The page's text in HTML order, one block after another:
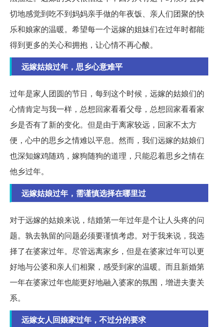
切地感觉到吃不到妈妈亲手做的年夜饭、亲人们团聚的快
乐和娘家的温暖。希望每一个远嫁的姐妹们在过年时都能
得到更多的关心和拥抱，让心情不再心酸。
远嫁姑娘过年，思乡心意难平
过年是家人团圆的节日，每到这个时候，远嫁的姑娘们的
心情肯定与我一样，总想回家看看父母，总想回家看看家
乡是否有了新的变化。但是由于离家较远，回家不太方
便，心中的思乡之情难以平息。然而，我们远嫁的姑娘们
也深知嫁鸡随鸡，嫁狗随狗的道理，只能忍着思乡之情在
他乡过年。
远嫁姑娘过年，需谨慎选择在哪里过
对于远嫁的姑娘来说，结婚第一年过年是个让人头疼的问
题。孰去孰留的问题必须要谨慎考虑。对于我来说，我选
择了在婆家过年。尽管远离家乡，但是在婆家过年可以更
好地与公婆和亲人们相聚，感受到家的温暖。而且新婚第
一年在婆家过年也能更好地融入婆家的氛围，增进夫妻关
系。
远嫁女人回娘家过年，不过分的要求